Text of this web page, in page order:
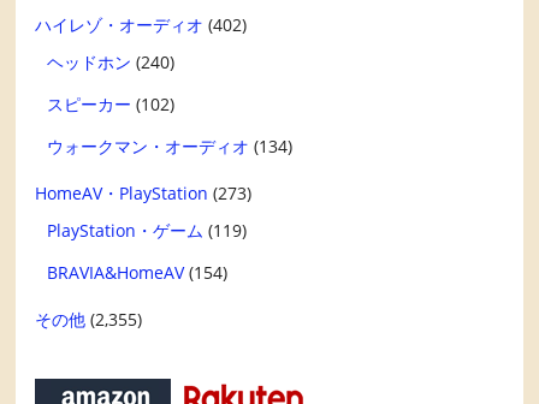
ハイレゾ・オーディオ (402)
ヘッドホン (240)
スピーカー (102)
ウォークマン・オーディオ (134)
HomeAV・PlayStation (273)
PlayStation・ゲーム (119)
BRAVIA&HomeAV(154)
その他 (2,355)